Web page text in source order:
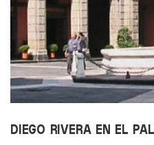
DIEGO RIVERA EN EL